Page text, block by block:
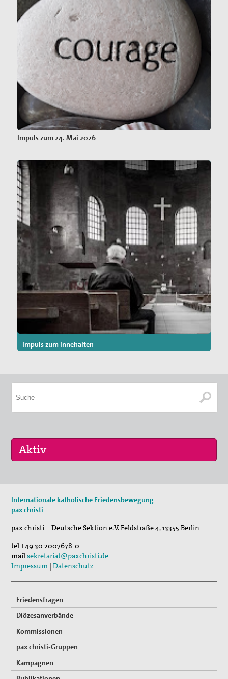
Impuls zum 24. Mai 2026
Impuls zum Innehalten
„Menschen der Gewaltfreiheit – erinnert in Ze…
Roter Faden Frieden-Generationsübergreifende …
Internationale katholische Friedensbewegung
pax christi
pax christi – Deutsche Sektion e.V.Feldstraße 4,13355 Berlin
tel+49 30 2007678-0
mailsekretariat@paxchristi.de
Impressum |Datenschutz
Friedensfragen
Diözesanverbände
Kommissionen
pax christi-Gruppen
Kampagnen